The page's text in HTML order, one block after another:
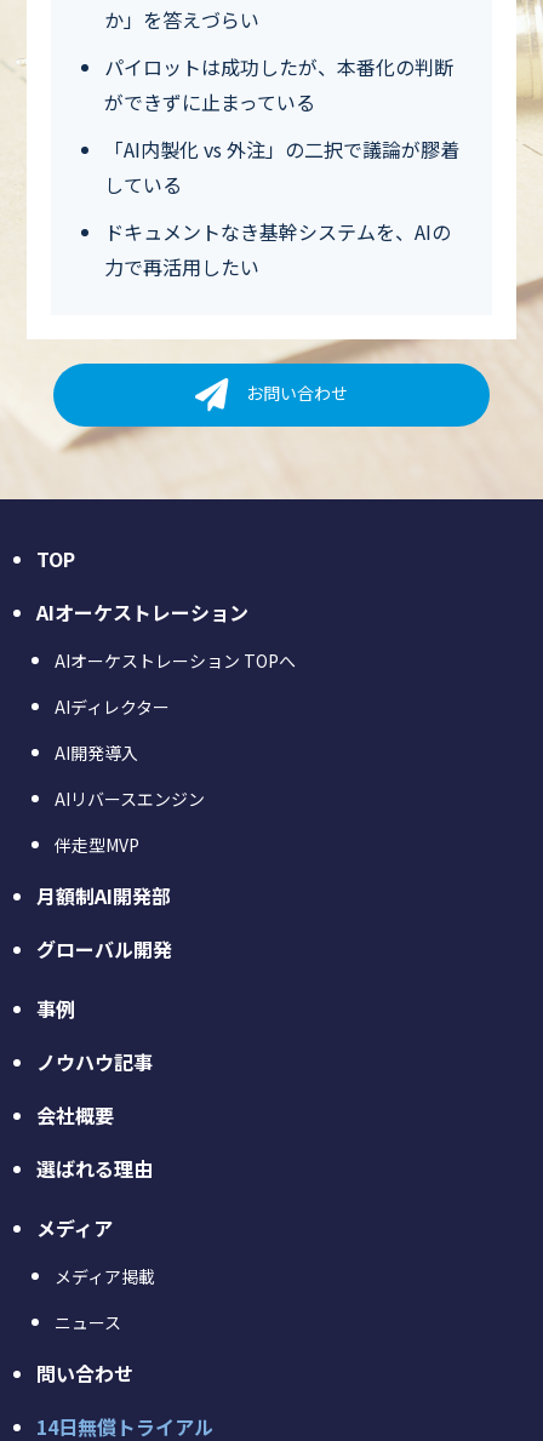
か」を答えづらい
パイロットは成功したが、本番化の判断
ができずに止まっている
「AI内製化 vs 外注」の二択で議論が膠着
している
ドキュメントなき基幹システムを、AIの
力で再活用したい
お問い合わせ
TOP
AIオーケストレーション
AIオーケストレーション TOPへ
AIディレクター
AI開発導入
AIリバースエンジン
伴走型MVP
月額制AI開発部
グローバル開発
事例
ノウハウ記事
会社概要
選ばれる理由
メディア
メディア掲載
ニュース
問い合わせ
14日無償トライアル